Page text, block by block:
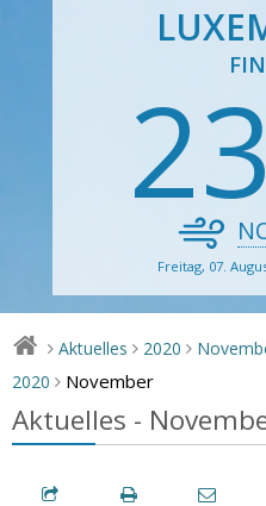
23
Freitag, 07.
> Aktuelles > 2020 >
2020 > November
Aktuelles -